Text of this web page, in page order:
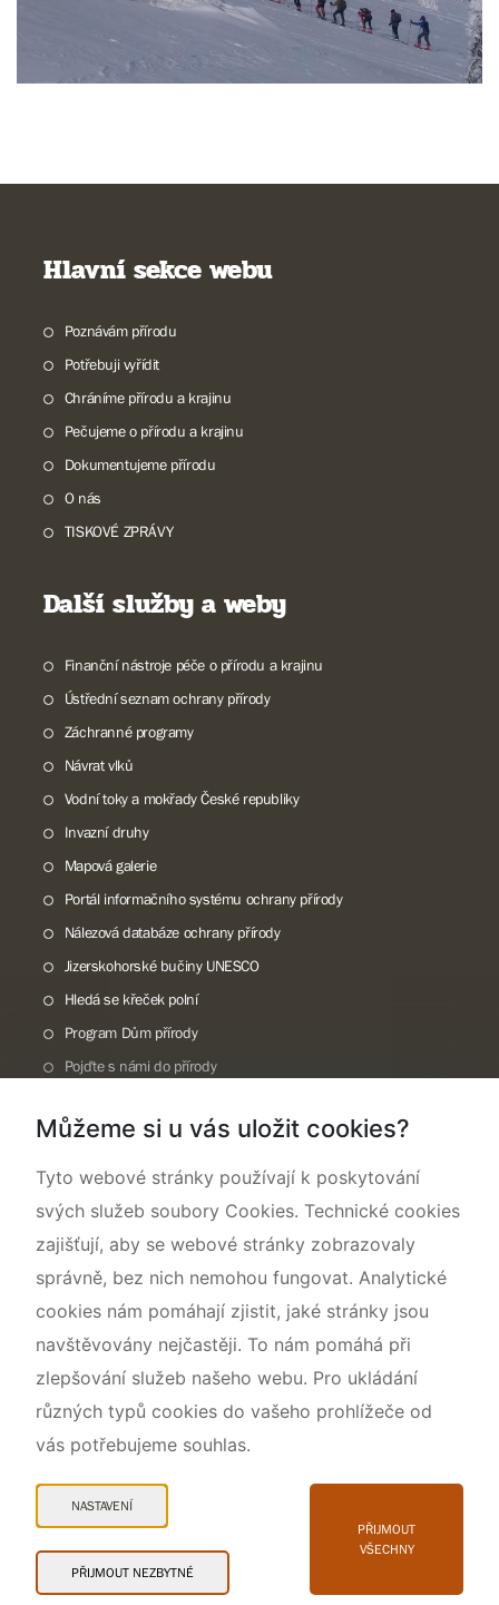
Hlavní sekce webu
Poznávám přírodu
Potřebuji vyřídit
Chráníme přírodu a krajinu
Pečujeme o přírodu a krajinu
Dokumentujeme přírodu
O nás
TISKOVÉ ZPRÁVY
Další služby a weby
Finanční nástroje péče o přírodu a krajinu
Ústřední seznam ochrany přírody
Záchranné programy
Návrat vlků
Vodní toky a mokřady České republiky
Invazní druhy
Mapová galerie
Portál informačního systému ochrany přírody
Nálezová databáze ochrany přírody
Jizerskohorské bučiny UNESCO
Hledá se křeček polní
Program Dům přírody
Pojďte s námi do přírody
Rok CHKO pod záštitou České komise pro UNESCO
Snadné čtení
© 2026 AOPK ČR
Můžeme si u vás uložit cookies?
Tyto webové stránky používají k poskytování
svých služeb soubory Cookies. Technické cookies
zajišťují, aby se webové stránky zobrazovaly
správně, bez nich nemohou fungovat. Analytické
cookies nám pomáhají zjistit, jaké stránky jsou
navštěvovány nejčastěji. To nám pomáhá při
zlepšování služeb našeho webu. Pro ukládání
různých typů cookies do vašeho prohlížeče od
vás potřebujeme souhlas.
NASTAVENÍ
PŘIJMOUT NEZBYTNÉ
PŘIJMOUT
VŠECHNY